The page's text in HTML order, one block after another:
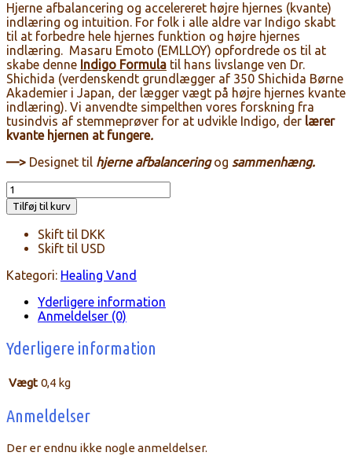
pris
var:
kr. 180,00.
pris
er:
kr. 90,00.
Hjerne afbalancering og accelereret højre hjernes (kvante)
indlæring og intuition. For folk i alle aldre var Indigo skabt
til at forbedre hele hjernes funktion og højre hjernes
indlæring. Masaru Emoto (EMLLOY) opfordrede os til at
skabe denne Indigo Formula til hans livslange ven Dr.
Shichida (verdenskendt grundlægger af 350 Shichida Børne
Akademier i Japan, der lægger vægt på højre hjernes kvante
indlæring). Vi anvendte simpelthen vores forskning fra
tusindvis af stemmeprøver for at udvikle Indigo, der lærer
kvante hjernen at fungere.
—> Designet til hjerne afbalanceringog sammenhæng.
Indigo
Water
antal
Tilføj til kurv
Skift til DKK
Skift til USD
Kategori: Healing Vand
Yderligere information
Anmeldelser (0)
Yderligere information
Vægt 0,4 kg
Anmeldelser
Der er endnu ikke nogle anmeldelser.